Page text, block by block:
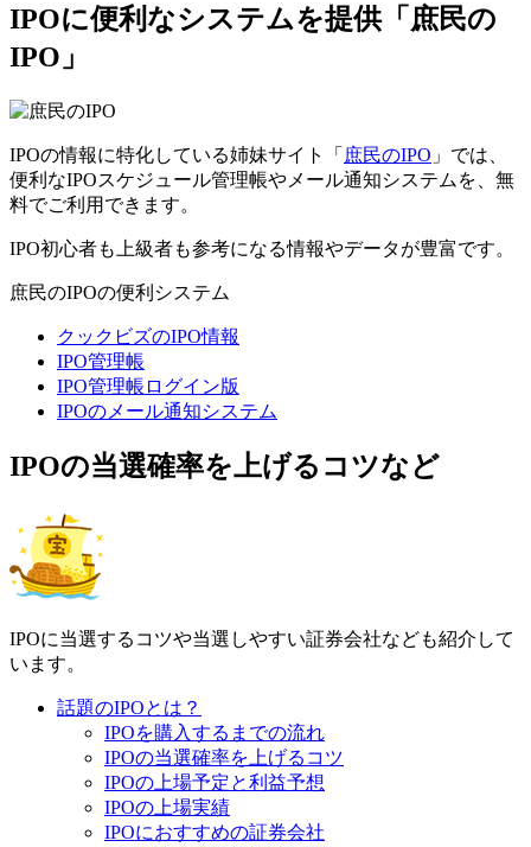
IPOに便利なシステムを提供「庶民の
IPO」
IPOの情報に特化している姉妹サイト「 庶民のIPO 」では、
便利なIPOスケジュール管理帳やメール通知システムを、無
料でご利用できます。
IPO初心者も上級者も参考になる情報やデータが豊富です。
庶民のIPOの便利システム
クックビズのIPO情報
IPO管理帳
IPO管理帳ログイン版
IPOのメール通知システム
IPOの当選確率を上げるコツなど
IPOに当選するコツや当選しやすい証券会社なども紹介して
います。
話題のIPOとは？
IPOを購入するまでの流れ
IPOの当選確率を上げるコツ
IPOの上場予定と利益予想
IPOの上場実績
IPOにおすすめの証券会社